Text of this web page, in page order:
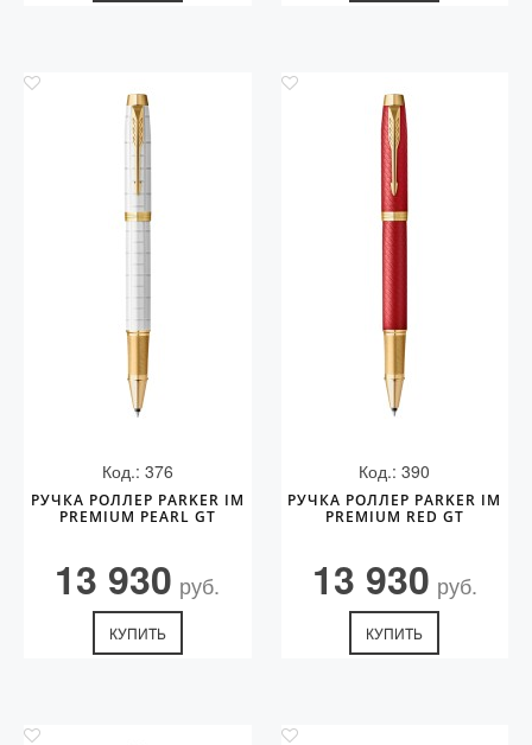
Код.: 376
РУЧКА РОЛЛЕР PARKER IM
PREMIUM PEARL GT
13 930 руб.
КУПИТЬ
Код.: 390
РУЧКА РОЛЛЕР PARKER IM
PREMIUM RED GT
13 930 руб.
КУПИТЬ